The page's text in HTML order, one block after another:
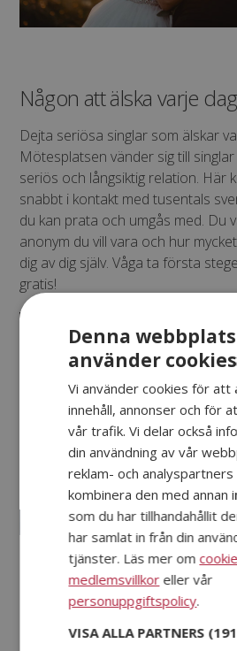
Någon att älska varje dag
Dejta seriösa singlar som älskar
Mötesplatsen vänder sig till
seriös och långsiktig relation. Här
snabbt i kontakt med tusentals
du kan prata och umgås med. Du
anonym du vill vara och hur
dig av dig själv. Våga ta första
gratis!
Dejta säkert
På Mötesplatsen kan du alltid
Denna webbplats
använder cookies
Vi använder cookies för att
innehåll, annonser och för
vår trafik. Vi delar också
din användning av vår
reklam- och analyspartners
kombinera den med annan
som du har tillhandahållit
har samlat in från din
tjänster. Läs mer om
medlemsvillkoreller vår
personuppgiftspolicy.
VISA ALLA PARTNERS